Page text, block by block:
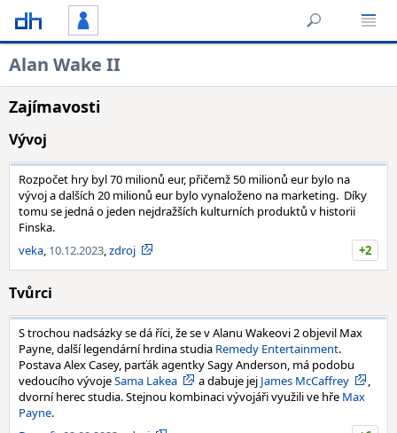
Alan Wake II
Zajímavosti
Vývoj
Rozpočet hry byl 70 milionů eur, přičemž 50 milionů eur bylo na
vývoj a dalších 20 milionů eur bylo vynaloženo na marketing. Díky
tomu se jedná o jeden nejdražších kulturních produktů v historii
Finska.
veka, 10.12.2023,zdroj +2
Tvůrci
S trochou nadsázky se dá říci, že se v Alanu Wakeovi 2 objevil Max
Payne, další legendární hrdina studia Remedy Entertainment.
Postava Alex Casey, parťák agentky Sagy Anderson, má podobu
vedoucího vývojeSama Lakea a dabuje jej James McCaffrey
,
dvorní herec studia. Stejnou kombinaci vývojáři využili ve hře Max
Payne.